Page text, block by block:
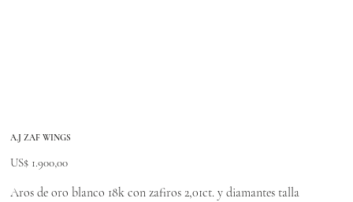
A.J ZAF WINGS
US$ 1.900,00
Aros de oro blanco 18k con zafiros 2,01ct. y diamantes talla